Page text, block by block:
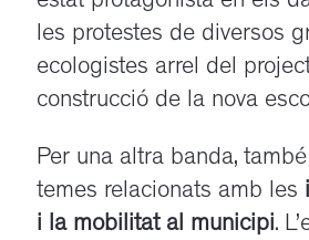
les protestes de diversos
ecologistes arrel del
construcció de la nova
Per una altra banda,
temes relacionats amb les
i la mobilitat al municipi.